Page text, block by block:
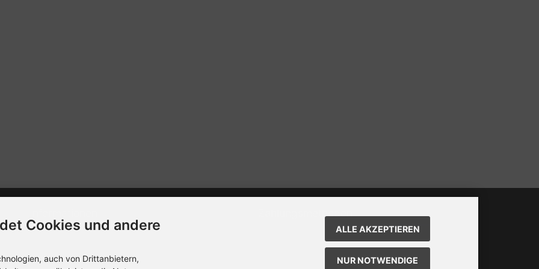
Sitemap
Die Box kann unter bootstrap4/boxes/box_miscellaneous.html
Datei bootstrap4/lang/german/lang_german.custom.
Cookies und andere
auch von Drittanbietern,
ALLE AKZEPTIEREN
NUR NOTWENDIGE